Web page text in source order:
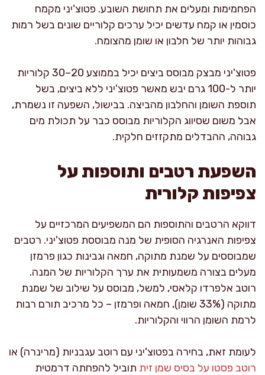
הפחמימות ומעלים את תחושת השובע. פטוצ'יני מקמח
כוסמין או קמח עדשים יכיל ערכים קלוריים שונים בשל רמות
גבוהות יותר של חלבון או שומן מהצומח.
פטוצ'יני מבצק מבוסס ביצים יכיל בממוצע 20–30 קלוריות
יותר ל-100 גרם יבש מאשר פטוצ'יני ללא ביצים, בשל
תוספת השומן והחלבון מהביצה. בבישול, השפעה זו נשמרת,
אבל משום שסיווג הקלוריות מבוסס כבר על תכולת מים
גבוהה, ההבדלים מתקזזים חלקית.
השפעת רטבים ותוספות על
צפיפות קלורית
דווקא הרטבים והתוספות הם המשפיעים המרכזיים על
צפיפות האנרגיה הסופית של מנה מבוססת פטוצ'יני. רטבים
שמבוססים על שמנת מתוקה, חמאה וגבינות כגון פרמזן
מעלים בצורה משמעותית את ערך הקלוריות של המנה.
רוטב אלפרדו קלאסי, למשל, מבוסס על שילוב של שמנת
מתוקה (33% שומן), חמאה ופרמזן – כל מרכיב תורם רבות
לרמת השומן הרווי והקלוריות.
לעומת זאת, בחירה בפטוצ'יני עם רוטב עגבניות (מרינרה) או
רוטב פסטו על בסיס שמן זית תוביל להפחתה דרמטית